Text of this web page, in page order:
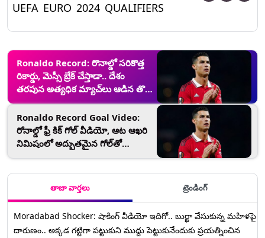
UEFA EURO 2024 QUALIFIERS
Ronaldo Record: రొనాల్డో సరికొత్త
రికార్డు, మెస్సీ బ్రేక్ చేస్తాడా.. దేశం
తరపున అత్యధిక మ్యాచ్‌లు ఆడిన తొలి
ఆటగాడిగా చరిత్ర సృష్టించిన పుట్‌బాల్
దిగ్గజం
Ronaldo Record Goal Video:
రోనాల్డో ఫ్రీ కిక్ గోల్ వీడియో, ఆట ఆఖరి
నిమిషంలో అద్భుతమైన గోల్‌తో
తాజా వార్తలు ట్రెండింగ్
Moradabad Shocker: షాకింగ్ వీడియో ఇదిగో.. బుర్ఖా వేసుకున్న మహిళపై
దారుణం.. అక్కడ గట్టిగా పట్టుకుని ముద్దు పెట్టుకునేందుకు ప్రయత్నించిన